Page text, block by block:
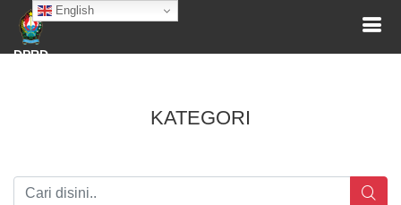
English
DPRD
KATEGORI